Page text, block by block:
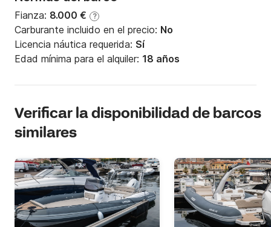
Fianza: 8.000 € ?
Carburante incluido en el precio: No
Licencia náutica requerida: Sí
Edad mínima para el alquiler: 18 años
Verificar la disponibilidad de barcos
similares